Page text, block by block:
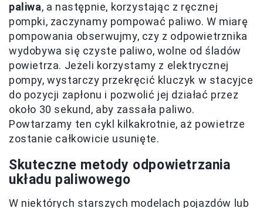
paliwa, a następnie, korzystając z ręcznej
pompki, zaczynamy pompować paliwo. W miarę
pompowania obserwujmy, czy z odpowietrznika
wydobywa się czyste paliwo, wolne od śladów
powietrza. Jeżeli korzystamy z elektrycznej
pompy, wystarczy przekręcić kluczyk w stacyjce
do pozycji zapłonu i pozwolić jej działać przez
około 30 sekund, aby zassała paliwo.
Powtarzamy ten cykl kilkakrotnie, aż powietrze
zostanie całkowicie usunięte.
Skuteczne metody odpowietrzania
układu paliwowego
W niektórych starszych modelach pojazdów lub